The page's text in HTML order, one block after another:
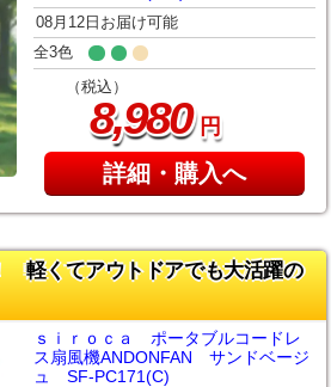
08月12日お届け可能
全3色
（税込）
8,980円
詳細・購入へ
軽くてアウトドアでも大活躍の
ｓｉｒｏｃａ ポータブルコードレ
ス扇風機ANDONFAN サンドベージ
ュ SF-PC171(C)